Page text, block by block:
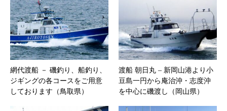
網代渡船 － 磯釣り、船釣り、
ジギングの各コースをご用意
しております（鳥取県）
渡船 朝日丸 – 新岡山港より小
豆島一円から庵治沖・志度沖
を中心に磯渡し（岡山県）